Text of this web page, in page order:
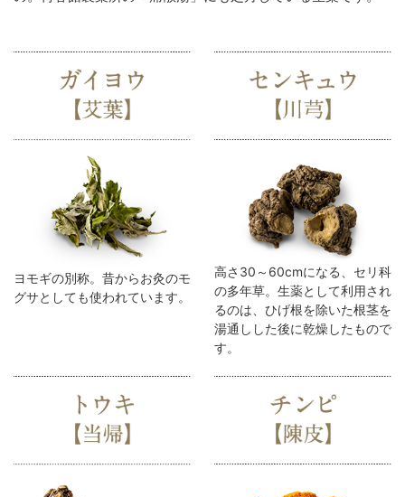
ヨモギの別称。昔からお灸のモ
グサとしても使われています。
高さ30～60cmになる、セリ科
の多年草。生薬として利用され
るのは、ひげ根を除いた根茎を
湯通しした後に乾燥したもので
す。